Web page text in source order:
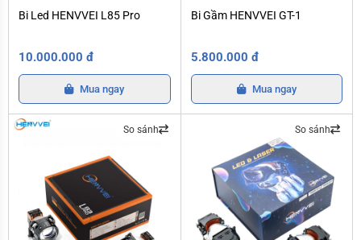
Bi Led HENVVEI L85 Pro
10.000.000 đ
Mua ngay
Bi Gầm HENVVEI GT-1
5.800.000 đ
Mua ngay
So sánh So sánh